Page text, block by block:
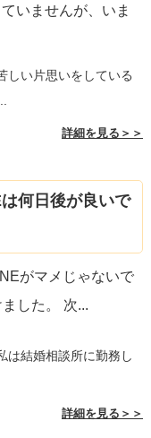
いませんが、いま
しい片思いをしている
詳細を見る＞＞
何日後が良いで
がマメじゃないで
した。 次...
は結婚相談所に勤務し
詳細を見る＞＞